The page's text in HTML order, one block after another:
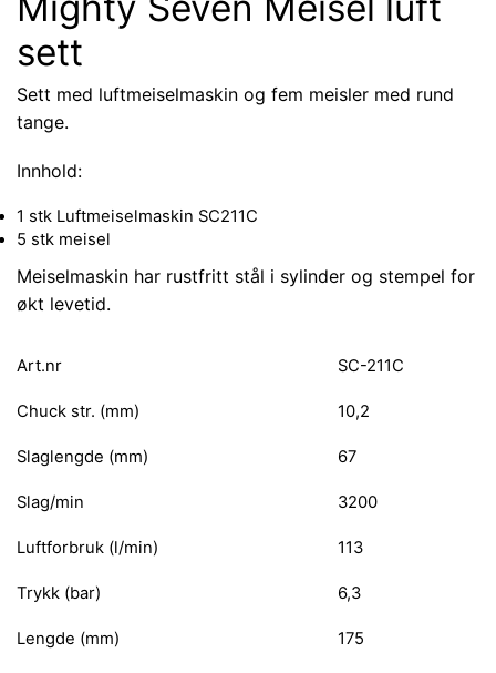
sett
Sett med luftmeiselmaskin og fem meisler med rund
tange.
Innhold:
1 stk Luftmeiselmaskin SC211C
5 stk meisel
Meiselmaskin har rustfritt stål i sylinder og stempel for
økt levetid.
Art.nr SC-211C
Chuck str. (mm) 10,2
Slaglengde (mm) 67
Slag/min 3200
Luftforbruk (l/min) 113
Trykk (bar) 6,3
Lengde (mm) 175